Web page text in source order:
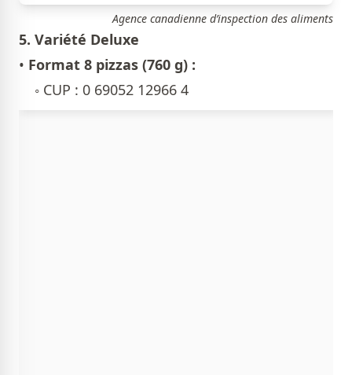
Agence canadienne d’inspection des aliments
5. Variété Deluxe
• Format 8 pizzas (760 g) :
◦ CUP : 0 69052 12966 4